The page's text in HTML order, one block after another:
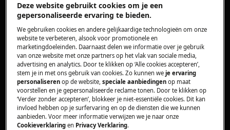
Geïntegreerde koffiemachines
Oplossing
Apparaatcomponent Reinigingsinterval
Intern circuit
Indien niet langer dan
3 dagen gebruikt
Deze website gebruikt cookies om je een
gepersonaliseerde ervaring te bieden.
We gebruiken cookies en andere gelijkaardige technologieën om onze
website te verbeteren, alsook voor promotionele en
marketingdoeleinden. Daarnaast delen we informatie over je gebruik
van onze website met onze partners op het vlak van sociale media,
advertising en analytics. Door te klikken op ‘Alle cookies accepteren’,
stem je in met ons gebruik van cookies. Zo kunnen weje ervaring
personaliseren op de website,speciale aanbiedingen op maat
voorstellen en je gepersonaliseerde reclame tonen. Door te klikken op
‘Verder zonder accepteren’, blokkeer je niet-essentiële cookies. Dit kan
invloed hebben op je surfervaring en op de diensten die we kunnen
aanbieden. Voor meer informatie verwijzen we je naar onze
Cookieverklaring en Privacy Verklaring.